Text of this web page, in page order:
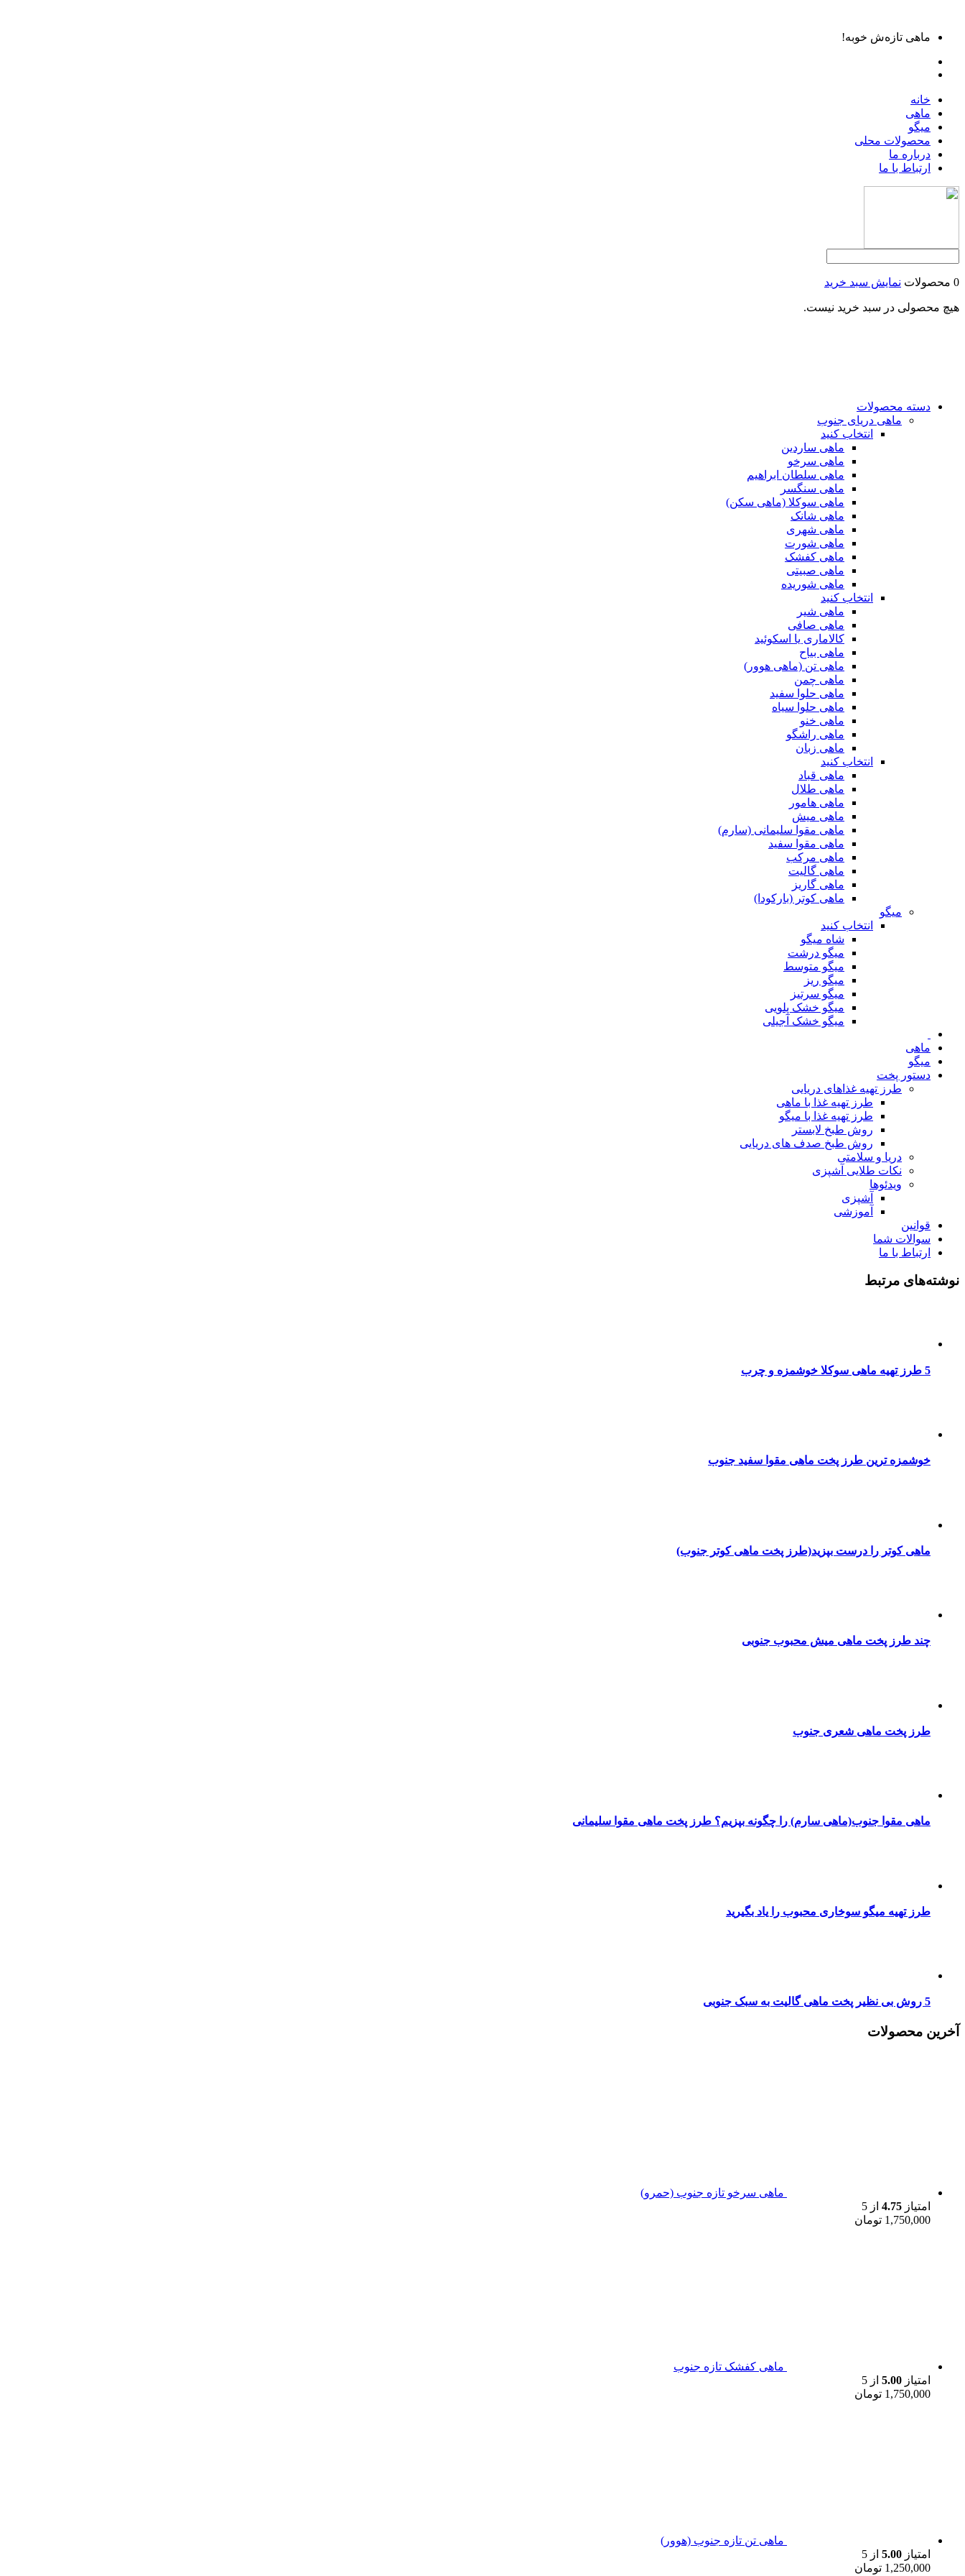
ماهی تازه‌ش خوبه!
خانه
ماهی
میگو
محصولات محلی
درباره ما
ارتباط با ما
0 محصولات نمایش سبد خرید
هیچ محصولی در سبد خرید نیست.
دسته محصولات
ماهی دریای جنوب
انتخاب کنید
ماهی ساردین
ماهی سرخو
ماهی سلطان ابراهیم
ماهی سنگسر
ماهی سوکلا (ماهی سکن)
ماهی شانک
ماهی شهری
ماهی شورت
ماهی کفشک
ماهی صبیتی
ماهی شوریده
انتخاب کنید
ماهی شیر
ماهی صافی
کالاماری یا اسکوئید
ماهی بیاح
ماهی تن (ماهی هوور)
ماهی چمن
ماهی حلوا سفید
ماهی حلوا سیاه
ماهی خنو
ماهی راشگو
ماهی زبان
انتخاب کنید
ماهی قباد
ماهی طلال
ماهی هامور
ماهی میش
ماهی مقوا سلیمانی (سارم)
ماهی مقوا سفید
ماهی مرکب
ماهی گالیت
ماهی گاریز
ماهی کوتر (بارکودا)
میگو
انتخاب کنید
شاه میگو
میگو درشت
میگو متوسط
میگو ریز
میگو سرتیز
میگو خشک پلویی
میگو خشک آجیلی
ماهی
میگو
دستور پخت
طرز تهیه غذاهای دریایی
طرز تهیه غذا با ماهی
طرز تهیه غذا با میگو
روش طبخ لابستر
روش طبخ صدف های دریایی
دریا و سلامتی
نکات طلایی آشپزی
ویدئوها
آشپزی
آموزشی
قوانین
سوالات شما
ارتباط با ما
نوشته‌های مرتبط
5 طرز تهیه ماهی سوکلا خوشمزه و چرب
خوشمزه ترین طرز پخت ماهی مقوا سفید جنوب
ماهی کوتر را درست بپزید(طرز پخت ماهی کوتر جنوب)
چند طرز پخت ماهی میش محبوب جنوبی
طرز پخت ماهی شعری جنوب
ماهی مقوا جنوب(ماهی سارم) را چگونه بپزیم؟ طرز پخت ماهی مقوا سلیمانی
طرز تهیه میگو سوخاری محبوب را یاد بگیرید
5 روش بی نظیر پخت ماهی گالیت به سبک جنوبی
آخرین محصولات
ماهی سرخو تازه جنوب (حمرو)
امتیاز 4.75 از 5
1,750,000 تومان
ماهی کفشک تازه جنوب
امتیاز 5.00 از 5
1,750,000 تومان
ماهی تن تازه جنوب (هوور)
امتیاز 5.00 از 5
1,250,000 تومان